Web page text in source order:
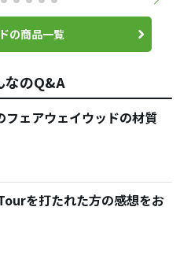
の商品一覧
なのQ&A
フェアウェイウッドの材質
を打たれた方の感想をお